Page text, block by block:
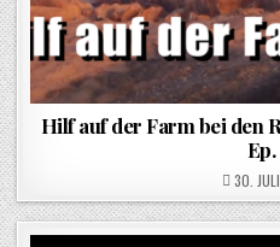
Hilf auf der Farm bei den
Ep.
30.